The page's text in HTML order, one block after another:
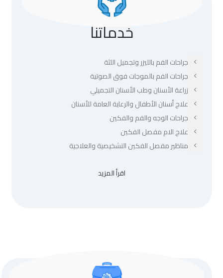
خدماتنا
جراحات الفم بالليزر وتجميل اللثة
جراحات الفم بالموجات فوق الصوتية
زراعة الأسنان وطب الأسنان التجميلي
علاج أسنان الأطفال والرعاية العامة للأسنان
جراحات الوجه والفم والفكين
علاج الام مفصل الفكين
مناظير مفصل الفكين التشخيصية والعلاجية
اقرأ المزيد